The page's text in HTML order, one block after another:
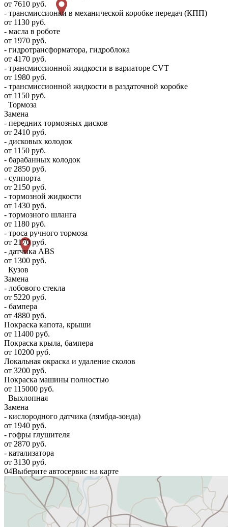
от 7610 руб.
- трансмиссионки в механической коробке передач (КПП)
от 1130 руб.
- масла в роботе
от 1970 руб.
- гидротрансформатора, гидроблока
от 4170 руб.
- трансмиссионной жидкости в вариаторе CVT
от 1980 руб.
- трансмиссионной жидкости в раздаточной коробке
от 1150 руб.
Тормоза
Замена
- передних тормозных дисков
от 2410 руб.
- дисковых колодок
от 1150 руб.
- барабанных колодок
от 2850 руб.
- суппорта
от 2150 руб.
- тормозной жидкости
от 1430 руб.
- тормозного шланга
от 1180 руб.
- троса ручного тормоза
от 2170 руб.
- датчика ABS
от 1300 руб.
Кузов
Замена
- лобового стекла
от 5220 руб.
- бампера
от 4880 руб.
Покраска капота, крыши
от 11400 руб.
Покраска крыла, бампера
от 10200 руб.
Локальная окраска и удаление сколов
от 3200 руб.
Покраска машины полностью
от 115000 руб.
Выхлопная
Замена
- кислородного датчика (лямбда-зонда)
от 1940 руб.
- гофры глушителя
от 2870 руб.
- катализатора
от 3130 руб.
04Выберите автосервис на карте